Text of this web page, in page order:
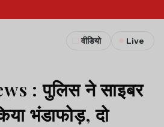
वीडियो Live
: पुलिस ने साइबर
भंडाफोड़, दो